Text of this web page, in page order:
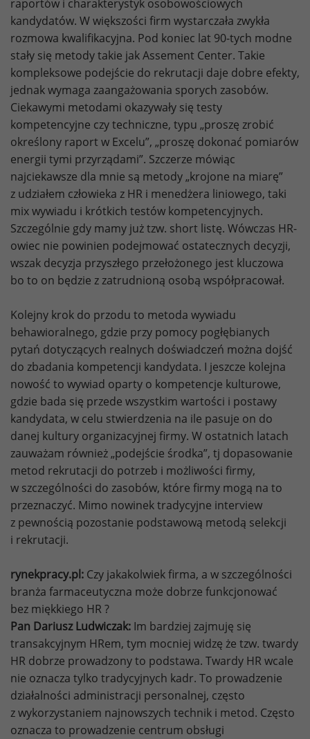
raportów i charakterystyk osobowościowych
kandydatów. W większości firm wystarczała zwykła
rozmowa kwalifikacyjna. Pod koniec lat 90-tych modne
stały się metody takie jak Assement Center. Takie
kompleksowe podejście do rekrutacji daje dobre efekty,
jednak wymaga zaangażowania sporych zasobów.
Ciekawymi metodami okazywały się testy
kompetencyjne czy techniczne, typu „proszę zrobić
określony raport w Excelu”, „proszę dokonać pomiarów
energii tymi przyrządami”. Szczerze mówiąc
najciekawsze dla mnie są metody „krojone na miarę”
z udziałem człowieka z HR i menedżera liniowego, taki
mix wywiadu i krótkich testów kompetencyjnych.
Szczególnie gdy mamy już tzw. short listę. Wówczas HR-
owiec nie powinien podejmować ostatecznych decyzji,
wszak decyzja przyszłego przełożonego jest kluczowa
bo to on będzie z zatrudnioną osobą współpracował.
Kolejny krok do przodu to metoda wywiadu
behawioralnego, gdzie przy pomocy pogłębianych
pytań dotyczących realnych doświadczeń można dojść
do zbadania kompetencji kandydata. I jeszcze kolejna
nowość to wywiad oparty o kompetencje kulturowe,
gdzie bada się przede wszystkim wartości i postawy
kandydata, w celu stwierdzenia na ile pasuje on do
danej kultury organizacyjnej firmy. W ostatnich latach
zauważam również „podejście środka”, tj dopasowanie
metod rekrutacji do potrzeb i możliwości firmy,
w szczególności do zasobów, które firmy mogą na to
przeznaczyć. Mimo nowinek tradycyjne interview
z pewnością pozostanie podstawową metodą selekcji
i rekrutacji.
rynekpracy.pl: Czy jakakolwiek firma, a w szczególności
branża farmaceutyczna może dobrze funkcjonować
bez miękkiego HR ?
Pan Dariusz Ludwiczak: Im bardziej zajmuję się
transakcyjnym HRem, tym mocniej widzę że tzw. twardy
HR dobrze prowadzony to podstawa. Twardy HR wcale
nie oznacza tylko tradycyjnych kadr. To prowadzenie
działalności administracji personalnej, często
z wykorzystaniem najnowszych technik i metod. Często
oznacza to prowadzenie centrum obsługi